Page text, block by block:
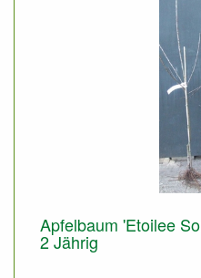
Apfelbaum 'Etoilee
2 Jährig